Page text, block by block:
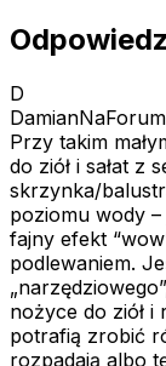
D
DamianNaForum
Przy takim
do ziół i sałat z
skrzynka/
poziomu wody
fajny efekt
podlewaniem.
nożyce do ziół i
potrafią zrobić
rozpadają albo